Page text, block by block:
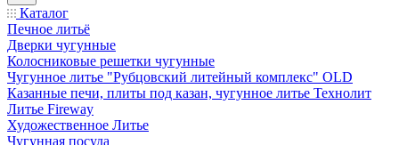
Каталог
Печное литьё
Дверки чугунные
Колосниковые решетки чугунные
Чугунное литье "Рубцовский литейный комплекс" OLD
Казанные печи, плиты под казан, чугунное литье Технолит
Литье Fireway
Художественное Литье
Чугунная посуда